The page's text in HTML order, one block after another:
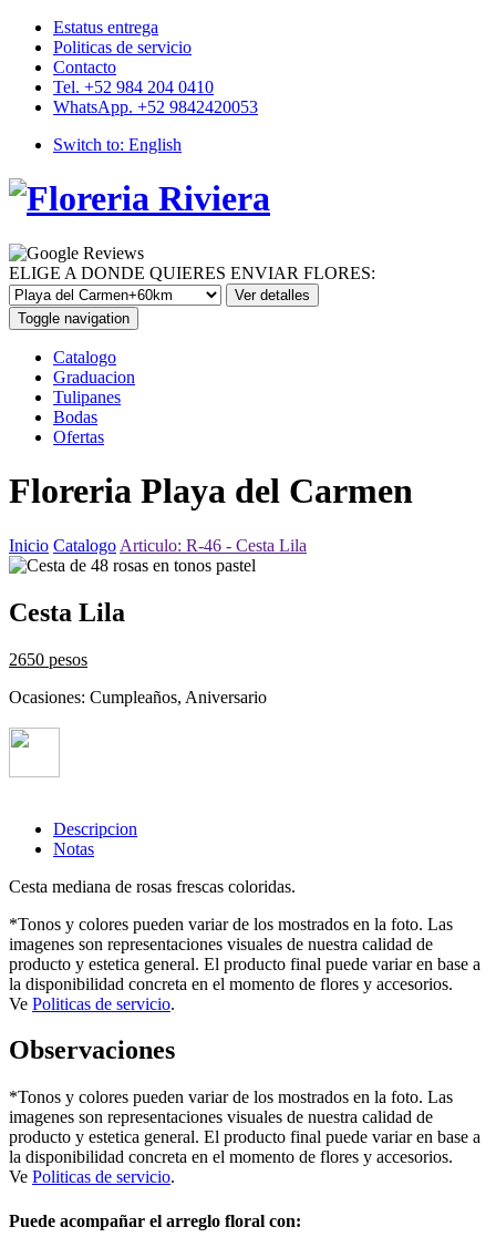
Estatus entrega
Politicas de servicio
Contacto
Tel. +52 984 204 0410
WhatsApp. +52 9842420053
Switch to: English
ELIGE A DONDE QUIERES ENVIAR FLORES:
Toggle navigation
Catalogo
Graduacion
Tulipanes
Bodas
Ofertas
Floreria Playa del Carmen
Inicio Catalogo Articulo: R-46 - Cesta Lila
Cesta Lila
2650 pesos
Ocasiones: Cumpleaños, Aniversario
Descripcion
Notas
Cesta mediana de rosas frescas coloridas.
*Tonos y colores pueden variar de los mostrados en la foto. Las
imagenes son representaciones visuales de nuestra calidad de
producto y estetica general. El producto final puede variar en base a
la disponibilidad concreta en el momento de flores y accesorios.
Ve Politicas de servicio.
Observaciones
*Tonos y colores pueden variar de los mostrados en la foto. Las
imagenes son representaciones visuales de nuestra calidad de
producto y estetica general. El producto final puede variar en base a
la disponibilidad concreta en el momento de flores y accesorios.
Ve Politicas de servicio.
Puede acompañar el arreglo floral con: